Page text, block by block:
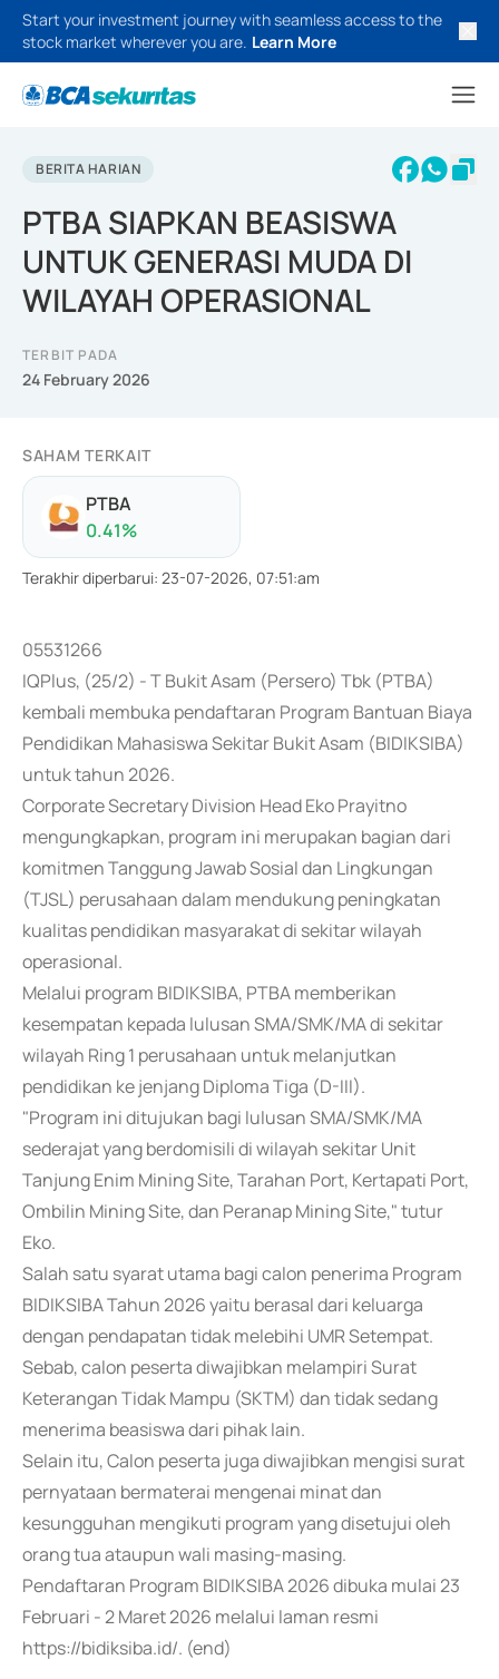
Start your investment journey with seamless access to the
stock market wherever you are. Learn More
BERITA HARIAN
PTBA SIAPKAN BEASISWA
UNTUK GENERASI MUDA DI
WILAYAH OPERASIONAL
TERBIT PADA
24 February 2026
SAHAM TERKAIT
PTBA
0.41%
Terakhir diperbarui: 23-07-2026, 07:51:am
05531266
IQPlus, (25/2) - T Bukit Asam (Persero) Tbk (PTBA)
kembali membuka pendaftaran Program Bantuan Biaya
Pendidikan Mahasiswa Sekitar Bukit Asam (BIDIKSIBA)
untuk tahun 2026.
Corporate Secretary Division Head Eko Prayitno
mengungkapkan, program ini merupakan bagian dari
komitmen Tanggung Jawab Sosial dan Lingkungan
(TJSL) perusahaan dalam mendukung peningkatan
kualitas pendidikan masyarakat di sekitar wilayah
operasional.
Melalui program BIDIKSIBA, PTBA memberikan
kesempatan kepada lulusan SMA/SMK/MA di sekitar
wilayah Ring 1 perusahaan untuk melanjutkan
pendidikan ke jenjang Diploma Tiga (D-III).
"Program ini ditujukan bagi lulusan SMA/SMK/MA
sederajat yang berdomisili di wilayah sekitar Unit
Tanjung Enim Mining Site, Tarahan Port, Kertapati Port,
Ombilin Mining Site, dan Peranap Mining Site," tutur
Eko.
Salah satu syarat utama bagi calon penerima Program
BIDIKSIBA Tahun 2026 yaitu berasal dari keluarga
dengan pendapatan tidak melebihi UMR Setempat.
Sebab, calon peserta diwajibkan melampiri Surat
Keterangan Tidak Mampu (SKTM) dan tidak sedang
menerima beasiswa dari pihak lain.
Selain itu, Calon peserta juga diwajibkan mengisi surat
pernyataan bermaterai mengenai minat dan
kesungguhan mengikuti program yang disetujui oleh
orang tua ataupun wali masing-masing.
Pendaftaran Program BIDIKSIBA 2026 dibuka mulai 23
Februari - 2 Maret 2026 melalui laman resmi
https://bidiksiba.id/. (end)